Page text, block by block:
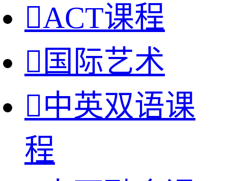
ACT课程
 国际艺术
中英双语课
程